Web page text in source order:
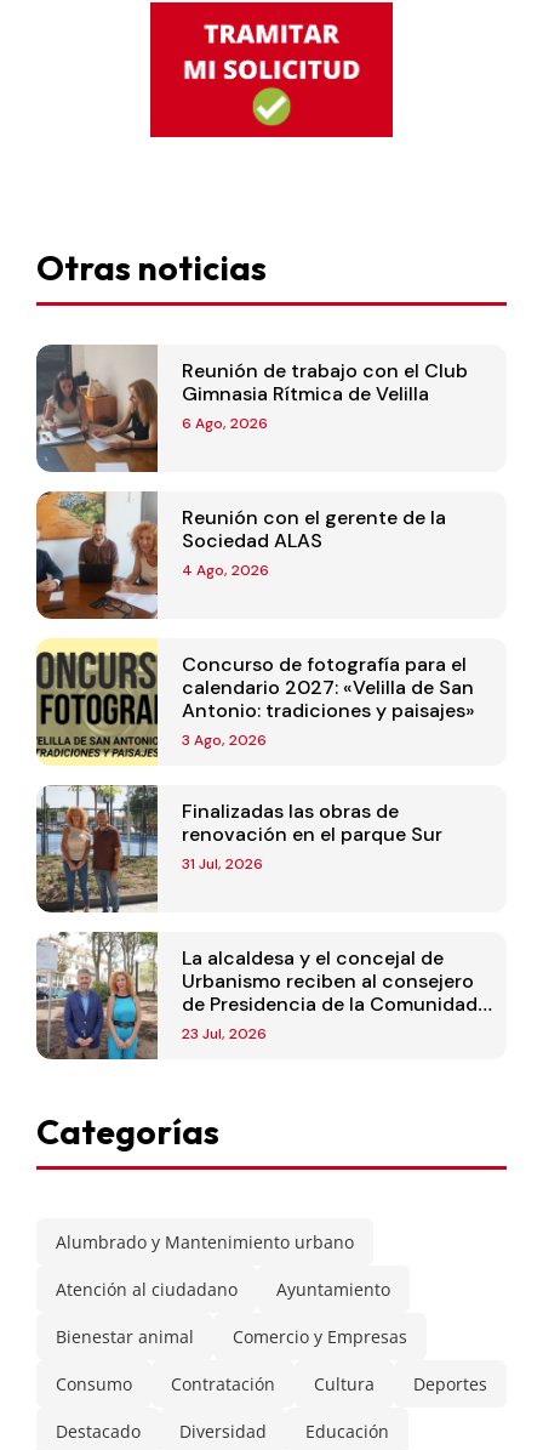
Otras noticias
Reunión de trabajo con el Club
Gimnasia Rítmica de Velilla
6 Ago, 2026
Reunión con el gerente de la
Sociedad ALAS
4 Ago, 2026
Concurso de fotografía para el
calendario 2027: «Velilla de San
Antonio: tradiciones y paisajes»
3 Ago, 2026
Finalizadas las obras de
renovación en el parque Sur
31 Jul, 2026
La alcaldesa y el concejal de
Urbanismo reciben al consejero
de Presidencia de la Comunidad
de Madrid
23 Jul, 2026
Categorías
Alumbrado y Mantenimiento urbano
Atención al ciudadano Ayuntamiento
Bienestar animal Comercio y Empresas
Consumo Contratación Cultura Deportes
Destacado Diversidad Educación